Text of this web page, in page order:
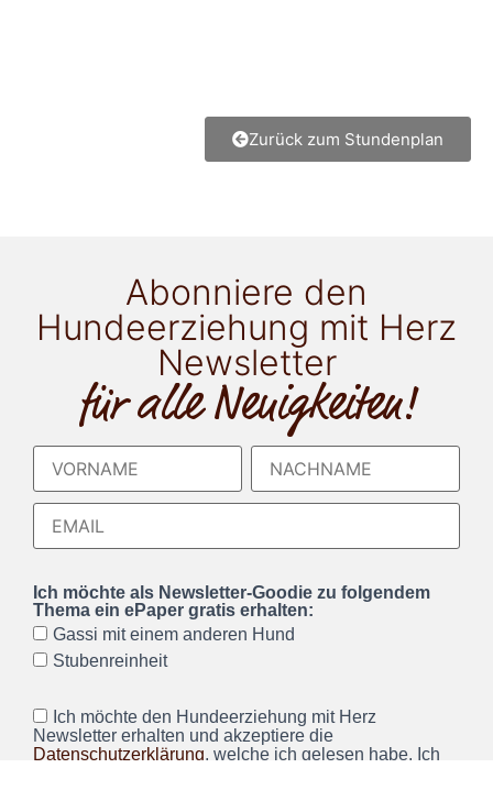
Zurück zum Stundenplan
Abonniere den
Hundeerziehung mit Herz
Newsletter
für alle Neuigkeiten!
Ich möchte als Newsletter-Goodie zu folgendem
Thema ein ePaper gratis erhalten:
Gassi mit einem anderen Hund
Stubenreinheit
Ich möchte den Hundeerziehung mit Herz
Newsletter erhalten und akzeptiere die
Datenschutzerklärung, welche ich gelesen habe. Ich